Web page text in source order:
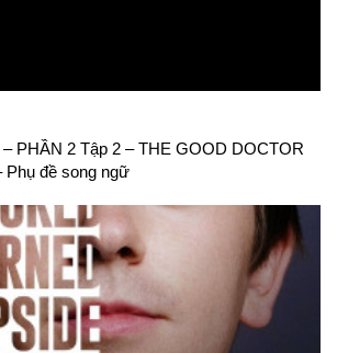
PHẦN 2 Tập 2 – THE GOOD DOCTOR
Phụ đề song ngữ